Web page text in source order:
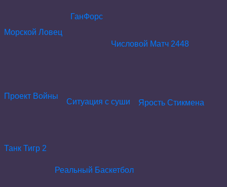
Морской Ловец
ГанФорс
Числовой Матч 2448
Проект Войны
Ситуация с суши Ярость Стикмена
Танк Тигр 2
Реальный Баскетбол